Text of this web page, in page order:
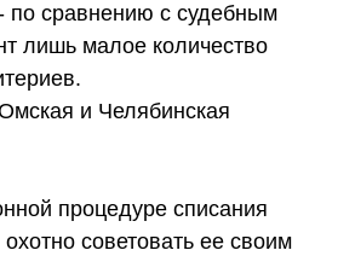
по сравнению с судебным
лишь малое количество
и Челябинская
процедуре списания
советовать ее своим